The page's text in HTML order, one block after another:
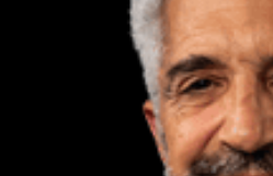
La cotización del
1.899,65 pesos
alto que el deldólar
realizadas con tarjetas de
planean viajar o realizar